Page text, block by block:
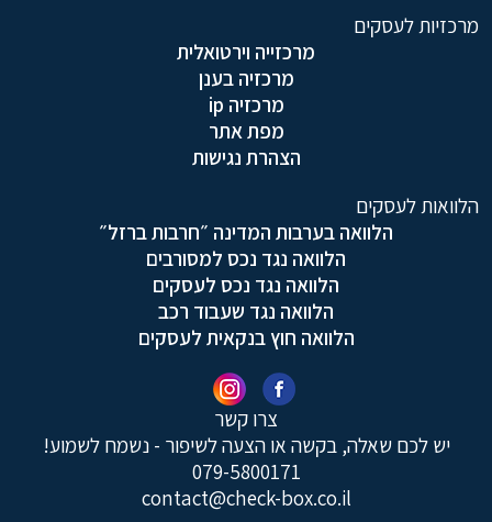
צרו קשר
יש לכם שאלה, בקשה או הצעה לשיפור - נשמח לשמוע!
079-5800171
contact@check-box.co.il
מרכזיות לעסקים
מרכזייה וירטואלית
מרכזיה בענן
מרכזיה ip
מפת אתר
הצהרת נגישות
הלוואות לעסקים
הלוואה בערבות המדינה ״חרבות ברזל״
הלוואה נגד נכס למסורבים
הלוואה נגד נכס לעסקים
הלוואה נגד שעבוד רכב
הלוואה חוץ בנקאית לעסקים